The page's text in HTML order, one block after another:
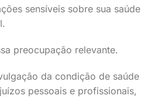
sensíveis sobre sua saúde
preocupação relevante.
da condição de saúde
pessoais e profissionais,